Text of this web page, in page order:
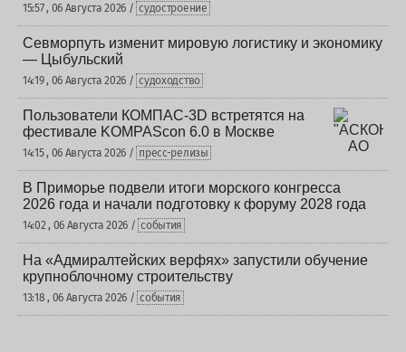
15:57 , 06 Августа 2026 / судостроение
Севморпуть изменит мировую логистику и экономику
— Цыбульский
14:19 , 06 Августа 2026 / судоходство
Пользователи КОМПАС-3D встретятся на
фестивале KOMPAScon 6.0 в Москве
14:15 , 06 Августа 2026 / пресс-релизы
В Приморье подвели итоги морского конгресса
2026 года и начали подготовку к форуму 2028 года
14:02 , 06 Августа 2026 / события
На «Адмиралтейских верфях» запустили обучение
крупноблочному строительству
13:18 , 06 Августа 2026 / события